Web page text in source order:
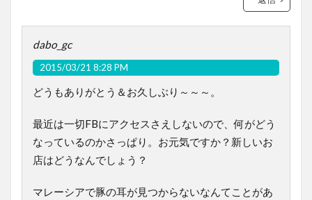
dabo_gc
2015/03/21 8:28 PM
どうもありがとう＆お久しぶり～～～。
最近は一切FBにアクセスさえしないので、何がどう
なっているのかさっぱり。お元気ですか？新しいお
店はどうなんでしょう？
マレーシアで豚の耳が見つからないなんてことがあ